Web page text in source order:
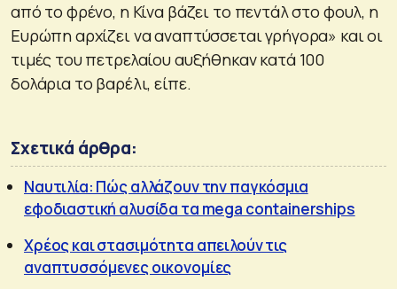
από το φρένο, η Κίνα βάζει το πεντάλ στο φουλ, η
Ευρώπη αρχίζει να αναπτύσσεται γρήγορα» και οι
τιμές του πετρελαίου αυξήθηκαν κατά 100
δολάρια το βαρέλι, είπε.
Σχετικά άρθρα:
Ναυτιλία: Πώς αλλάζουν την παγκόσμια
εφοδιαστική αλυσίδα τα mega containerships
Χρέος και στασιμότητα απειλούν τις
αναπτυσσόμενες οικονομίες